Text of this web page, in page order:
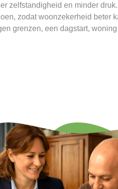
zelfstandigheid en minder
zodat woonzekerheid beter
grenzen, een dagstart,